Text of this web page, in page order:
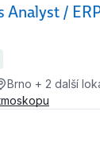
Analyst /
Brno + 2 další